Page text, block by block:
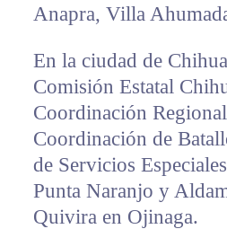
Anapra, Villa
En la ciudad de
Comisión Estatal
Coordinación
Coordinación de
de Servicios
Punta Naranjo y
Quivira en Ojinaga.